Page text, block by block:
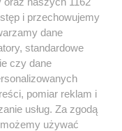
urodzin portalu
wSzczecinie.pl
konkursów
"Hej
Jest piątek!"
i przechowujemy
dane
standardowe
czy dane
pomiar reklam i
usług. Za zgodą
używać